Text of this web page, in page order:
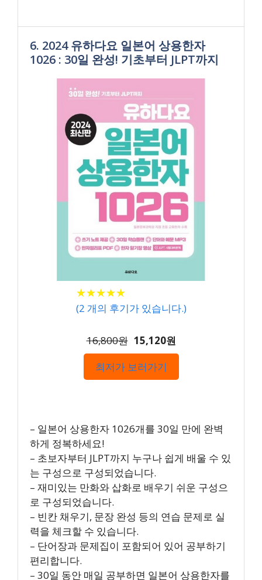
6. 2024 유하다요 일본어 상용한자
1026 : 30일 완성! 기초부터 JLPT까지
★★★★★
★★★★★
(2 개의 후기가 있습니다.)
16,800원 15,120원
최저가 보러가기
– 일본어 상용한자 1026개를 30일 만에 완벽
하게 정복하세요!
– 초보자부터 JLPT까지 누구나 쉽게 배울 수 있
는 구성으로 구성되었습니다.
– 재미있는 만화와 삽화로 배우기 쉬운 구성으
로 구성되었습니다.
– 빈칸 채우기, 문장 완성 등의 연습 문제로 실
력을 체크할 수 있습니다.
– 단어장과 문제집이 포함되어 있어 공부하기
편리합니다.
– 30일 동안 매일 공부하면 일본어 상용한자를